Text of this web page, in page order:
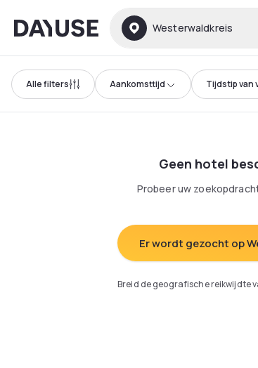
Dayuse Westerwaldkreis
Alle filters Aankomsttijd Tijdstip van
Geen hotel
Probeer uw
Er wordt gezocht op
Breid de geografische reikwijdte